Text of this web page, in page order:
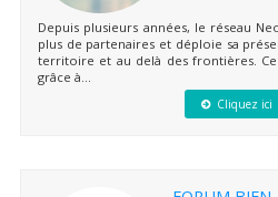
Depuis plusieurs années, le réseau
plus de partenaires et déploie sa
territoire et au delà des frontières. Ce
grâce à...
Cliquez ici